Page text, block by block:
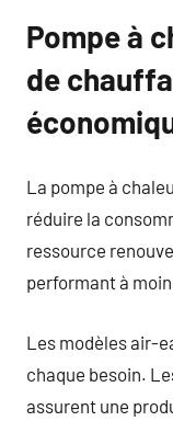
Pompe à
de
La pompe à
réduire la
ressource
performant à
Les modèles air-
chaque besoin.
assurent une